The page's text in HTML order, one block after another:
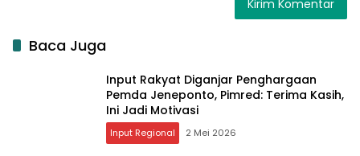
Baca Juga
Input Rakyat Diganjar Penghargaan
Pemda Jeneponto, Pimred: Terima Kasih,
Ini Jadi Motivasi
Input Regional 2 Mei 2026